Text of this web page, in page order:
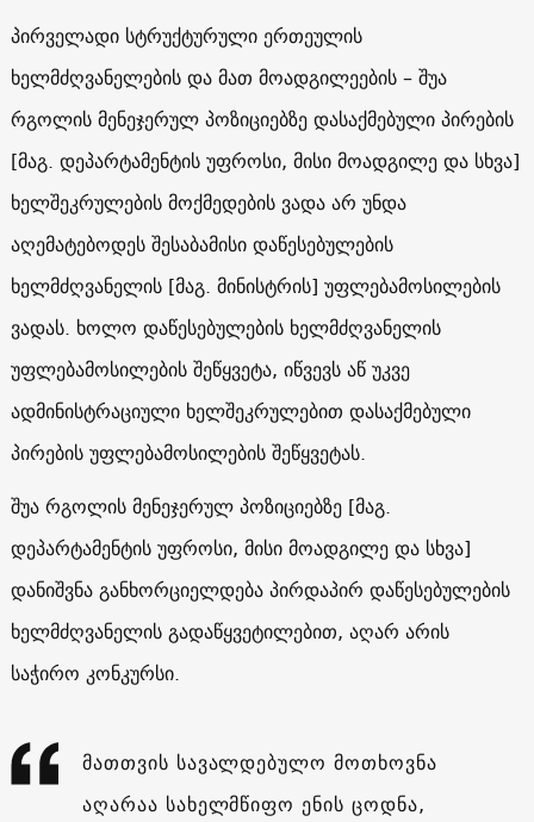
პირველადი სტრუქტურული ერთეულის
ხელმძღვანელების და მათ მოადგილეების – შუა
რგოლის მენეჯერულ პოზიციებზე დასაქმებული პირების
[მაგ. დეპარტამენტის უფროსი, მისი მოადგილე და სხვა]
ხელშეკრულების მოქმედების ვადა არ უნდა
აღემატებოდეს შესაბამისი დაწესებულების
ხელმძღვანელის [მაგ. მინისტრის] უფლებამოსილების
ვადას. ხოლო დაწესებულების ხელმძღვანელის
უფლებამოსილების შეწყვეტა, იწვევს აწ უკვე
ადმინისტრაციული ხელშეკრულებით დასაქმებული
პირების უფლებამოსილების შეწყვეტას.
შუა რგოლის მენეჯერულ პოზიციებზე [მაგ.
დეპარტამენტის უფროსი, მისი მოადგილე და სხვა]
დანიშვნა განხორციელდება პირდაპირ დაწესებულების
ხელმძღვანელის გადაწყვეტილებით, აღარ არის
საჭირო კონკურსი.
მათთვის სავალდებულო მოთხოვნა
აღარაა სახელმწიფო ენის ცოდნა,